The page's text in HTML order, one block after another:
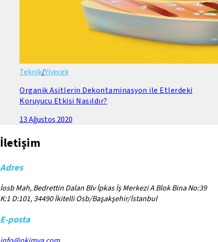
Teknik/Yiyecek
Organik Asitlerin Dekontaminasyon ile Etlerdeki
Koruyucu Etkisi Nasıldır?
13 Ağustos 2020
İletişim
Adres
İosb Mah, Bedrettin Dalan Blv İpkas İş Merkezi A Blok Bina No:39
K:1 D:101, 34490 İkitelli Osb/Başakşehir/İstanbul
E-posta